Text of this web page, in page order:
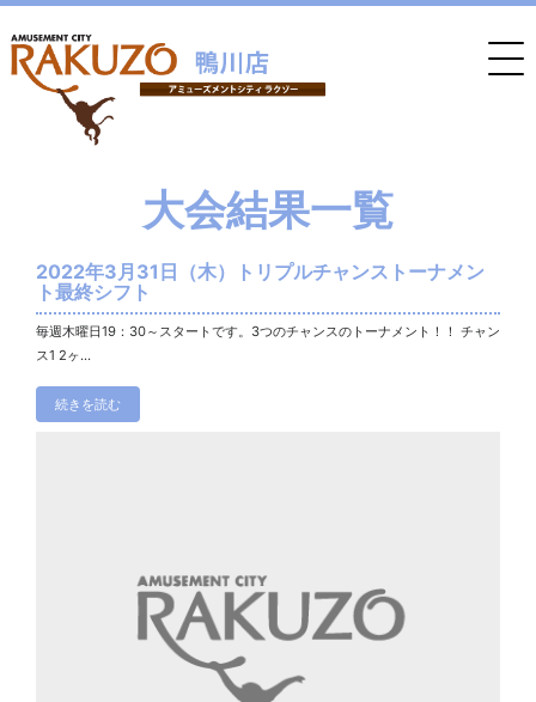
大会結果一覧
2022年3月31日（木）トリプルチャンストーナメン
ト最終シフト
毎週木曜日19：30～スタートです。3つのチャンスのトーナメント！！ チャン
ス1 2ヶ...
続きを読む